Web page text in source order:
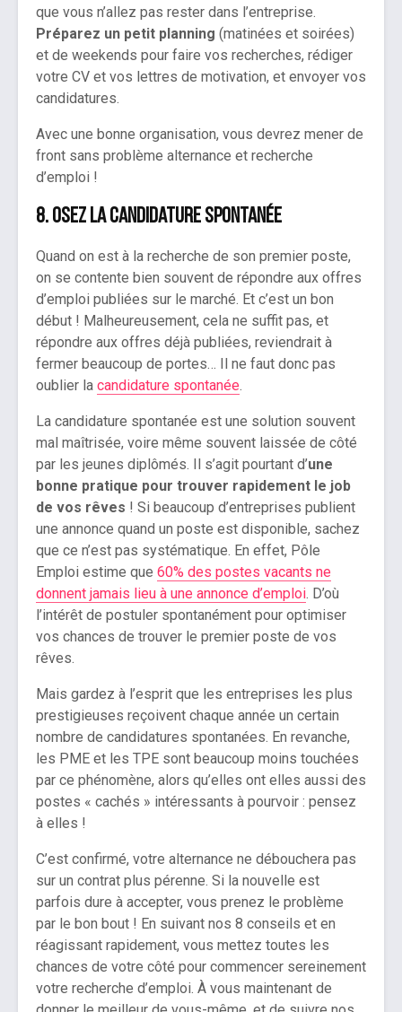
que vous n’allez pas rester dans l’entreprise.
Préparez un petit planning (matinées et soirées)
et de weekends pour faire vos recherches, rédiger
votre CV et vos lettres de motivation, et envoyer vos
candidatures.
Avec une bonne organisation, vous devrez mener de
front sans problème alternance et recherche
d’emploi !
8. Osez la candidature spontanée
Quand on est à la recherche de son premier poste,
on se contente bien souvent de répondre aux offres
d’emploi publiées sur le marché. Et c’est un bon
début ! Malheureusement, cela ne suffit pas, et
répondre aux offres déjà publiées, reviendrait à
fermer beaucoup de portes… Il ne faut donc pas
oublier la candidature spontanée
La candidature spontanée est une solution souvent
mal maîtrisée, voire même souvent laissée de côté
par les jeunes diplômés. Il s’agit pourtant d’une
bonne pratique pour trouver rapidement le job
de vos rêves ! Si beaucoup d’entreprises publient
une annonce quand un poste est disponible, sachez
que ce n’est pas systématique. En effet, Pôle
Emploi estime que 60% des postes vacants ne
donnent jamais lieu à une annonce d’emploi . D’où
l’intérêt de postuler spontanément pour optimiser
vos chances de trouver le premier poste de vos
rêves.
Mais gardez à l’esprit que les entreprises les plus
prestigieuses reçoivent chaque année un certain
nombre de candidatures spontanées. En revanche,
les PME et les TPE sont beaucoup moins touchées
par ce phénomène, alors qu’elles ont elles aussi des
postes « cachés » intéressants à pourvoir : pensez
à elles !
C’est confirmé, votre alternance ne débouchera pas
sur un contrat plus pérenne. Si la nouvelle est
parfois dure à accepter, vous prenez le problème
par le bon bout ! En suivant nos 8 conseils et en
réagissant rapidement, vous mettez toutes les
chances de votre côté pour commencer sereinement
votre recherche d’emploi. À vous maintenant de